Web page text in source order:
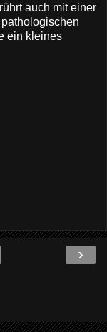
auch mit einer
ein kleines
›